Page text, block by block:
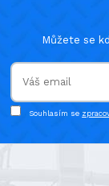
Můžete se
Souhlasím se